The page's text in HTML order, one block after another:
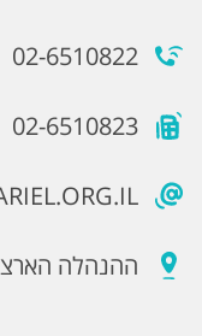
02-6510822
02-6510823
ההנהלה הארצית: